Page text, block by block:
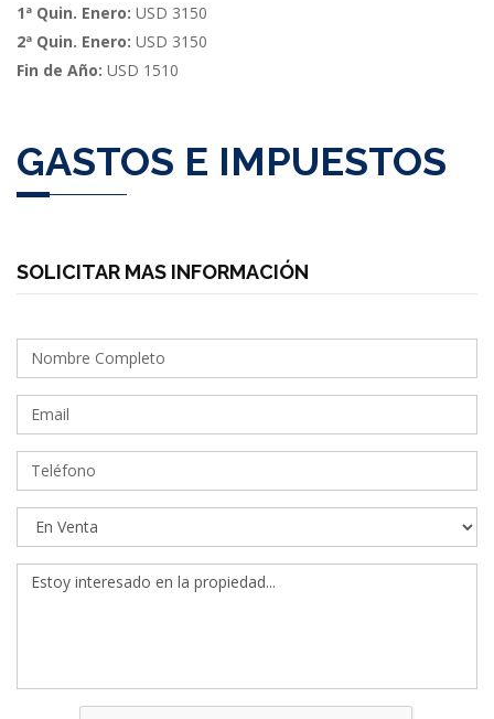
1ª Quin. Enero: USD 3150
2ª Quin. Enero: USD 3150
Fin de Año: USD 1510
GASTOS E IMPUESTOS
SOLICITAR MAS INFORMACIÓN